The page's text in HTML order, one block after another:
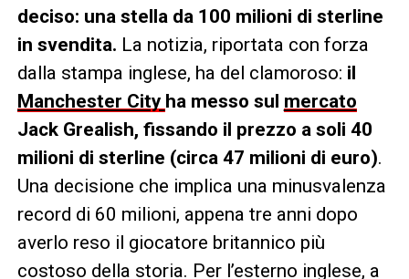
deciso: una stella da 100 milioni di sterline
in svendita. La notizia, riportata con forza
dalla stampa inglese, ha del clamoroso: il
Manchester City ha messo sul mercato
Jack Grealish, fissando il prezzo a soli 40
milioni di sterline (circa 47 milioni di euro).
Una decisione che implica una minusvalenza
record di 60 milioni, appena tre anni dopo
averlo reso il giocatore britannico più
costoso della storia. Per l’esterno inglese, a